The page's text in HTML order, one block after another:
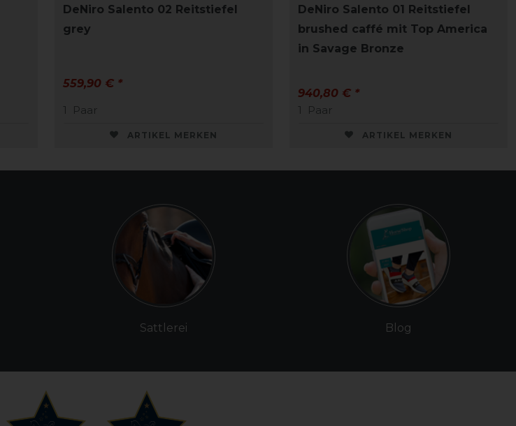
DeNiro Salento 02 Reitstiefel
grey
559,90 € *
1
Paar
ARTIKEL MERKEN
DeNiro Salento 01 Reitstiefel
brushed caffé mit Top America
in Savage Bronze
940,80 € *
1
Paar
ARTIKEL MERKEN
Sattlerei Blog